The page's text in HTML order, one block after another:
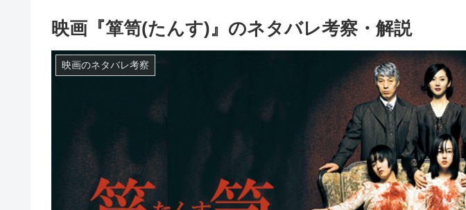
映画『箪笥(たんす)』のネタバレ考察・解説
映画のネタバレ考察